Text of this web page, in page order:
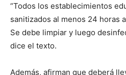
“Todos los establecimientos
sanitizados al menos 24 horas
Se debe limpiar y luego
dice el texto.
Además, afirman que deberá